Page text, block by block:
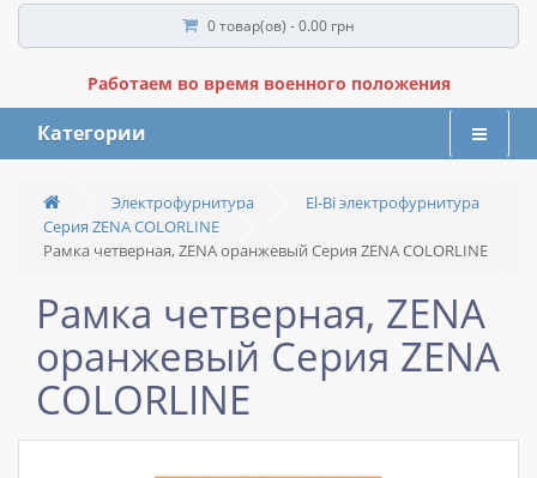
0 товар(ов) - 0.00 грн
Работаем во время военного положения
Категории
Электрофурнитура
El-Bi электрофурнитура
Серия ZENA COLORLINE
Рамка четверная, ZENA оранжевый Серия ZENA COLORLINE
Рамка четверная, ZENA
оранжевый Серия ZENA
COLORLINE